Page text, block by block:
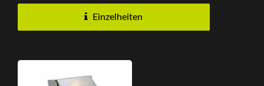
Verpackungsbox...
Einzelheiten